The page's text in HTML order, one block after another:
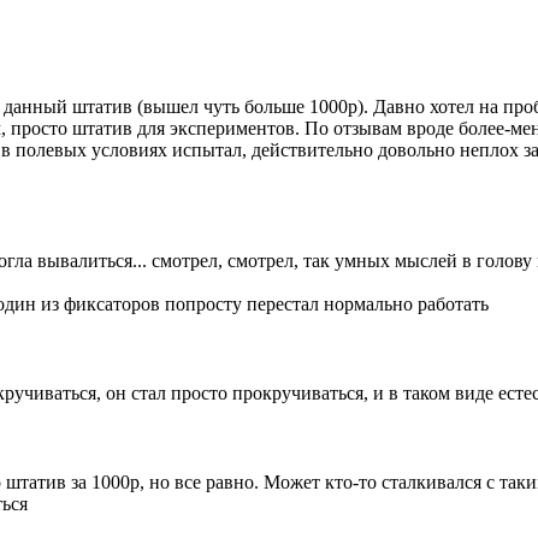
штатив (вышел чуть больше 1000р). Давно хотел на
штатив для экспериментов. По отзывам вроде более-
условиях испытал, действительно довольно неплох
вывалиться... смотрел, смотрел, так умных мыслей в
из фиксаторов попросту перестал нормально работать
он стал просто прокручиваться, и в таком виде
за 1000р, но все равно. Может кто-то сталкивался с